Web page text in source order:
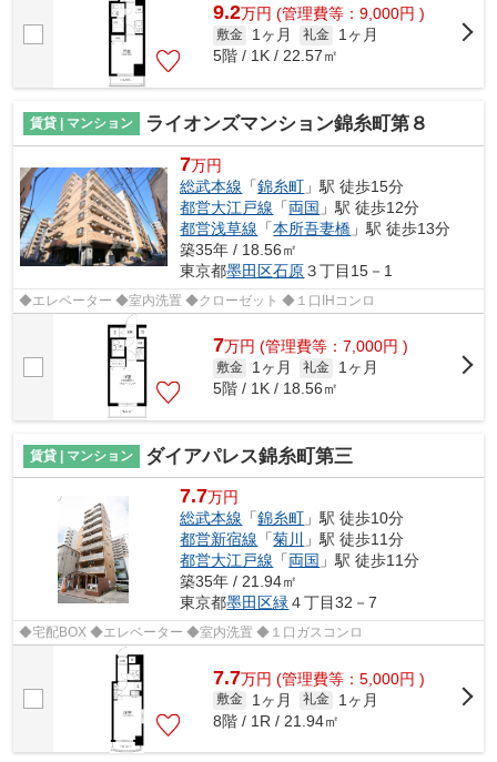
9.2万円 (管理費等：9,000円 )
敷金 1ヶ月 礼金
1ヶ月
5階 / 1K / 22.57㎡
賃貸 | マンション ライオンズマンション錦糸町第８
7万円
総武本線 「錦糸町 」駅 徒歩15分
都営大江戸線 「両国 」駅 徒歩12分
都営浅草線 「本所吾妻橋 」駅 徒歩13分
築35年 / 18.56㎡
東京都墨田区石原３丁目15－1
◆エレベーター ◆室内洗置 ◆クローゼット ◆１口IHコンロ
7万円 (管理費等：7,000円 )
敷金 1ヶ月 礼金
1ヶ月
5階 / 1K / 18.56㎡
賃貸 | マンション ダイアパレス錦糸町第三
7.7万円
総武本線 「錦糸町 」駅 徒歩10分
都営新宿線 「菊川
」駅 徒歩11分
都営大江戸線 「両国 」駅 徒歩11分
築35年 / 21.94㎡
東京都墨田区緑４丁目32－7
◆宅配BOX ◆エレベーター ◆室内洗置 ◆１口ガスコンロ
7.7万円 (管理費等：5,000円 )
敷金 1ヶ月 礼金
1ヶ月
8階 / 1R / 21.94㎡